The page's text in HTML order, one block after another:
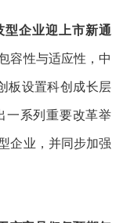
企业迎上市新通
容性与适应性，中
板设置科创成长层
一系列重要改革举
企业，并同步加强